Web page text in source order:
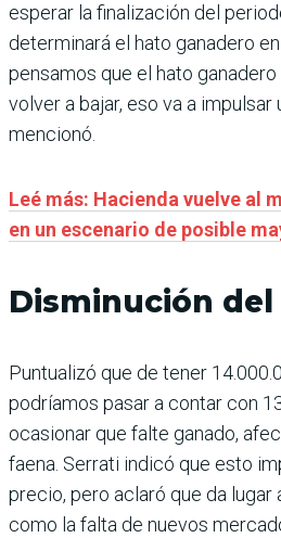
esperar la finalización del
determinará el hato ganadero
pensamos que el hato
volver a bajar, eso va a impulsar
mencionó.
Leé más: Hacienda vuelve al
en un escenario de posible
Disminución
Puntualizó que de tener
podríamos pasar a contar con
ocasionar que falte ganado,
faena. Serrati indicó que esto
precio, pero aclaró que da lugar
como la falta de nuevos